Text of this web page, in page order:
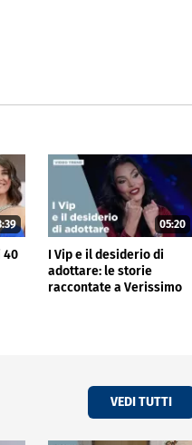
40
05:20
I Vip e il desiderio di
adottare: le storie
raccontate a Verissimo
VEDI TUTTI